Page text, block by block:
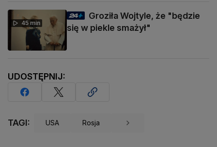
45 min
Groziła Wojtyle, że "będzie
się w piekle smażył"
UDOSTĘPNIJ:
TAGI: USA Rosja